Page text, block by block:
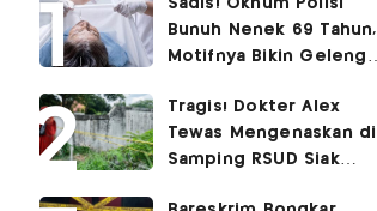
Sadis! Oknum Polisi
Bunuh Nenek 69 Tahun,
Motifnya Bikin Geleng
Tragis! Dokter Alex
Tewas Mengenaskan di
Samping RSUD Siak